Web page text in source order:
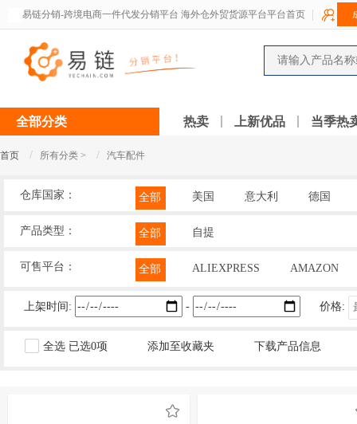
易链分销-跨境电商一件代发分销平台 海外仓外贸货源平台平台首页
全部分类 热卖 上新优品 当季热
首页 / 所有分类 > / 汽车配件
仓库国家： 全部 美国 意大利 德国
产品类型： 全部 自提
可售平台： 全部 ALIEXPRESS AMAZON
上架时间: - 价格:
全选 已选0项 添加至收藏夹 下载产品信息